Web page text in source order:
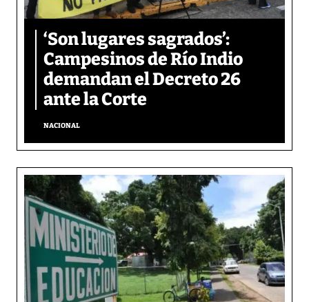
‘Son lugares sagrados’:
Campesinos de Río Indio
demandan el Decreto 26
ante la Corte
NACIONAL